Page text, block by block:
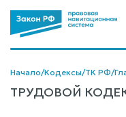
Начало/Кодексы/ТК РФ/
ТРУДОВОЙ